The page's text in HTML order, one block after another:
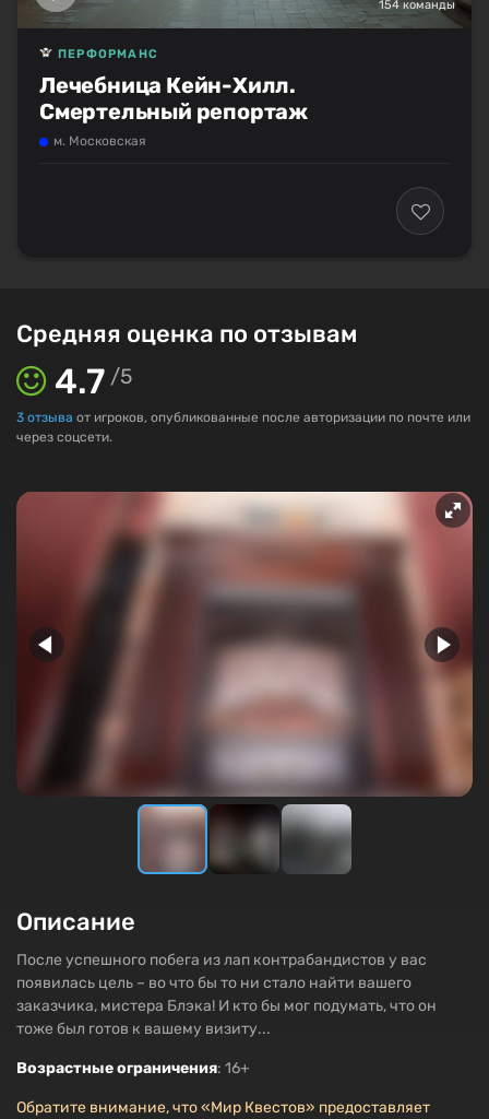
154 команды
Лечебница Кейн-Хилл.
Смертельный репортаж
ПЕРФОРМАНС
м. Московская
Средняя оценка по отзывам
4.7 /5
3 отзыва от игроков, опубликованные после авторизации по почте или
через соцсети.
Описание
После успешного побега из лап контрабандистов у вас
появилась цель – во что бы то ни стало найти вашего
заказчика, мистера Блэка! И кто бы мог подумать, что он
тоже был готов к вашему визиту...
Возрастные ограничения: 16+
Обратите внимание, что «Мир Квестов» предоставляет